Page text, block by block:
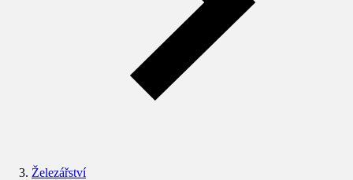
Železářství